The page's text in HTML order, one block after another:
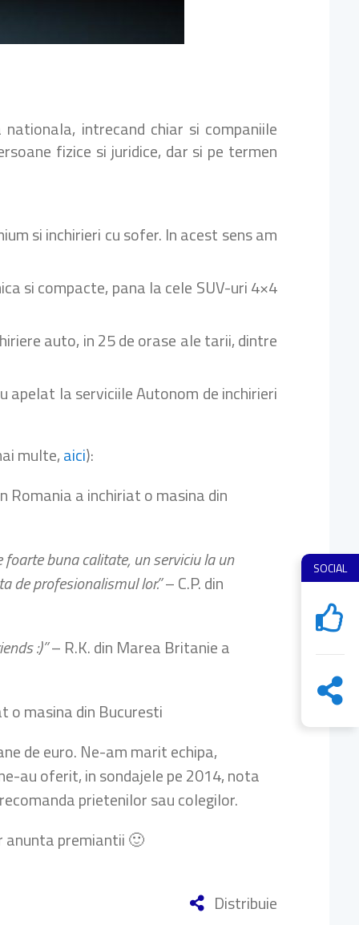
SOCIAL
intrecand chiar si companiile
fizice si juridice, dar si pe termen
si inchirieri cu sofer. In acest sens am
si compacte, pana la cele SUV-uri 4×4
auto, in 25 de orase ale tarii, dintre
la serviciile Autonom de inchirieri
multe,aici):
Romania a inchiriat o masina din
buna calitate, un serviciu la un
de profesionalismul lor.”– C.P. din
:)”– R.K. din Marea Britanie a
o masina din Bucuresti
de euro. Ne-am marit echipa,
au oferit, in sondajele pe 2014, nota
prietenilor sau colegilor.
anunta premiantii 🙂
Distribuie